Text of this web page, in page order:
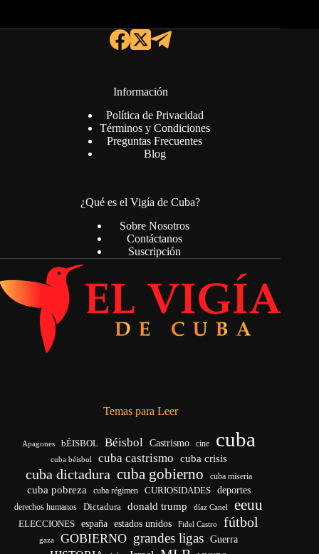
Información
Política de Privacidad
Términos y Condiciones
Preguntas Frecuentes
Blog
¿Qué es el Vigía de Cuba?
Sobre Nosotros
Contáctanos
Suscripción
Temas para Leer
Apagones bÉISBOL Béisbol Castrismo cine cuba
cuba béisbol cuba castrismo cuba crisis
cuba dictadura cuba gobierno cuba miseria
cuba pobreza cuba régimen CURIOSIDADES deportes
derechos humanos Dictadura donald trump díaz Canel eeuu
ELECCIONES españa estados unidos Fidel Castro fútbol
gaza GOBIERNO grandes ligas Guerra